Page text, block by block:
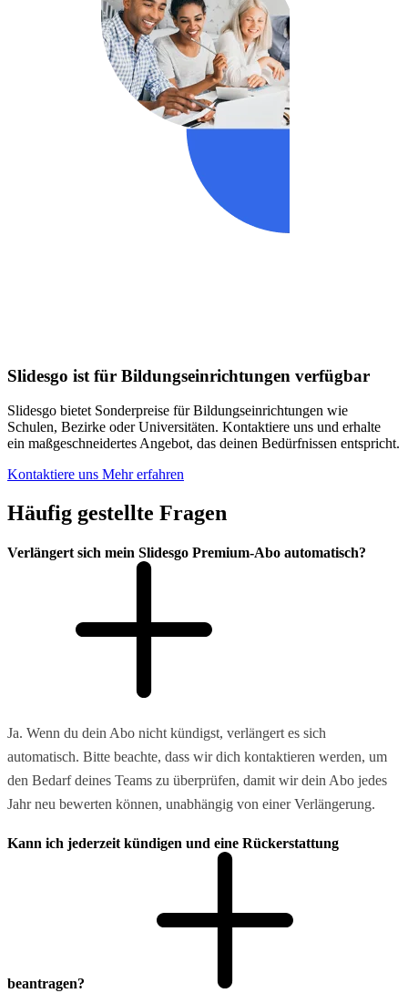
Slidesgo ist für Bildungseinrichtungen verfügbar
Slidesgo bietet Sonderpreise für Bildungseinrichtungen wie
Schulen, Bezirke oder Universitäten. Kontaktiere uns und erhalte
ein maßgeschneidertes Angebot, das deinen Bedürfnissen entspricht.
Kontaktiere uns Mehr erfahren
Häufig gestellte Fragen
Verlängert sich mein Slidesgo Premium-Abo automatisch?
Ja. Wenn du dein Abo nicht kündigst, verlängert es sich
automatisch. Bitte beachte, dass wir dich kontaktieren werden, um
den Bedarf deines Teams zu überprüfen, damit wir dein Abo jedes
Jahr neu bewerten können, unabhängig von einer Verlängerung.
Kann ich jederzeit kündigen und eine Rückerstattung
beantragen?